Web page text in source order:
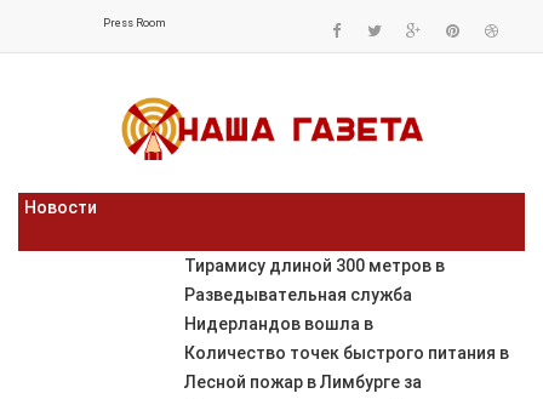
Press Room
Новости
Тирамису длиной 300 метров в
Разведывательная служба
Нидерландов вошла в
Количество точек быстрого питания в
Лесной пожар в Лимбурге за